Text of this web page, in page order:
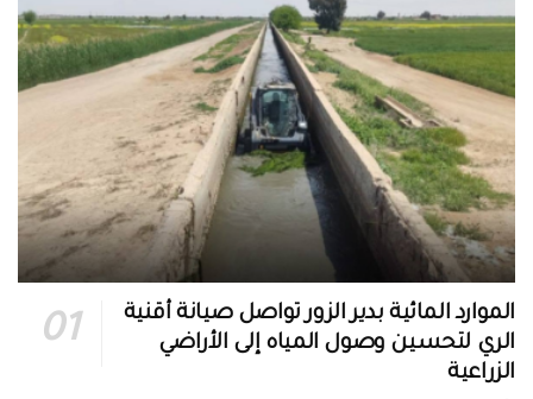
الموارد المائية بدير الزور تواصل صيانة أقنية
الري لتحسين وصول المياه إلى الأراضي
الزراعية